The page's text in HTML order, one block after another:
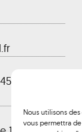
Nous utilisons
vous permettra
La Baule-